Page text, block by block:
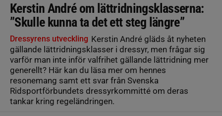
Kerstin André om lättridningsklasserna:
”Skulle kunna ta det ett steg längre”
Dressyrens utveckling Kerstin André gläds åt nyheten
gällande lättridningsklasser i dressyr, men frågar sig
varför man inte inför valfrihet gällande lättridning mer
generellt? Här kan du läsa mer om hennes
resonemang samt ett svar från Svenska
Ridsportförbundets dressyrkommitté om deras
tankar kring regeländringen.